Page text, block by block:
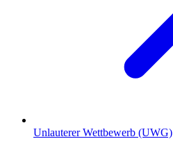
Unlauterer Wettbewerb (UWG)